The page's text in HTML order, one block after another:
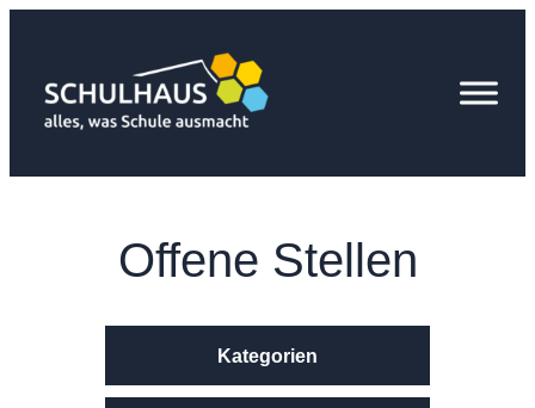
springen
Offene Stellen
Kategorien